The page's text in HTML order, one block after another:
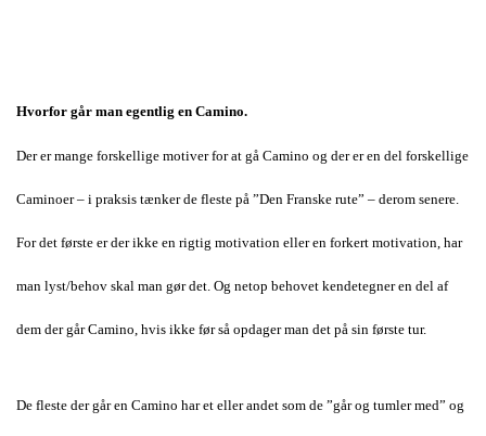
Hvorfor går man egentlig en Camino.
Der er mange forskellige motiver for at gå Camino og der er en del forskellige
Caminoer – i praksis tænker de fleste på ”Den Franske rute” – derom senere.
For det første er der ikke en rigtig motivation eller en forkert motivation, har
man lyst/behov skal man gør det. Og netop behovet kendetegner en del af
dem der går Camino, hvis ikke før så opdager man det på sin første tur.
De fleste der går en Camino har et eller andet som de ”går og tumler med” og